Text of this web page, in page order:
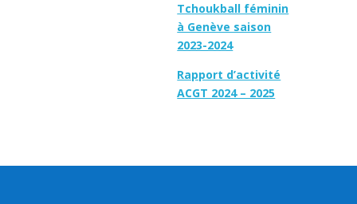
Tchoukball féminin
à Genève saison
2023-2024
Rapport d’activité
ACGT 2024 – 2025